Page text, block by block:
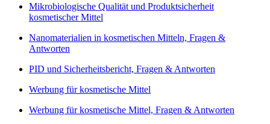
Mikrobiologische Qualität und Produktsicherheit
kosmetischer Mittel
Nanomaterialien in kosmetischen Mitteln, Fragen &
Antworten
PID und Sicherheitsbericht, Fragen & Antworten
Werbung für kosmetische Mittel
Werbung für kosmetische Mittel, Fragen & Antworten